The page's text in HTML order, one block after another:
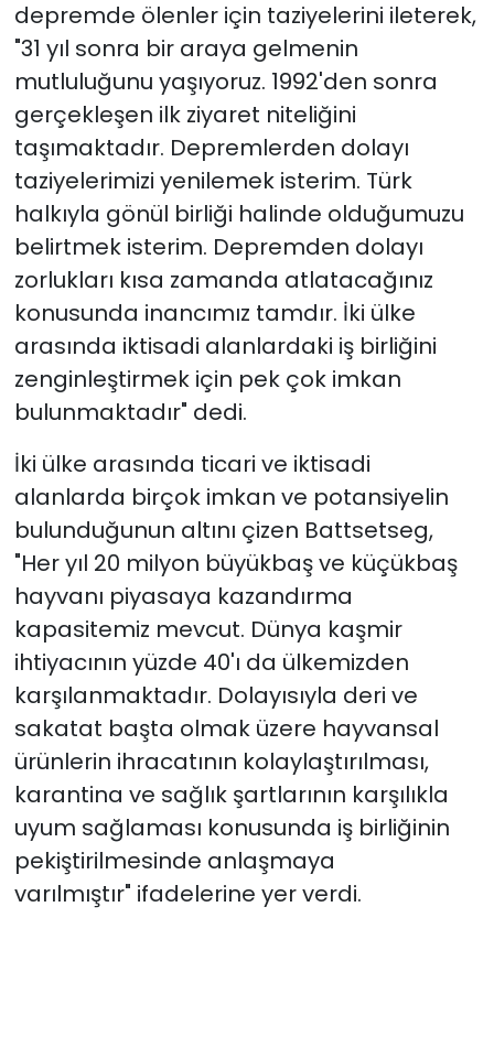
depremde ölenler için taziyelerini ileterek,
"31 yıl sonra bir araya gelmenin
mutluluğunu yaşıyoruz. 1992'den sonra
gerçekleşen ilk ziyaret niteliğini
taşımaktadır. Depremlerden dolayı
taziyelerimizi yenilemek isterim. Türk
halkıyla gönül birliği halinde olduğumuzu
belirtmek isterim. Depremden dolayı
zorlukları kısa zamanda atlatacağınız
konusunda inancımız tamdır. İki ülke
arasında iktisadi alanlardaki iş birliğini
zenginleştirmek için pek çok imkan
bulunmaktadır" dedi.
İki ülke arasında ticari ve iktisadi
alanlarda birçok imkan ve potansiyelin
bulunduğunun altını çizen Battsetseg,
"Her yıl 20 milyon büyükbaş ve küçükbaş
hayvanı piyasaya kazandırma
kapasitemiz mevcut. Dünya kaşmir
ihtiyacının yüzde 40'ı da ülkemizden
karşılanmaktadır. Dolayısıyla deri ve
sakatat başta olmak üzere hayvansal
ürünlerin ihracatının kolaylaştırılması,
karantina ve sağlık şartlarının karşılıkla
uyum sağlaması konusunda iş birliğinin
pekiştirilmesinde anlaşmaya
varılmıştır" ifadelerine yer verdi.